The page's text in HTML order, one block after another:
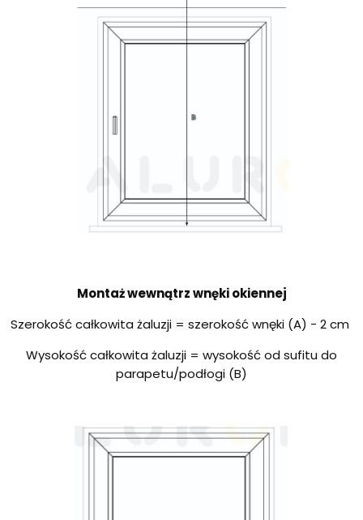
Montaż wewnątrz wnęki okiennej
Szerokość całkowita żaluzji = szerokość wnęki (A) - 2 cm
Wysokość całkowita żaluzji = wysokość od sufitu do
parapetu/podłogi (B)